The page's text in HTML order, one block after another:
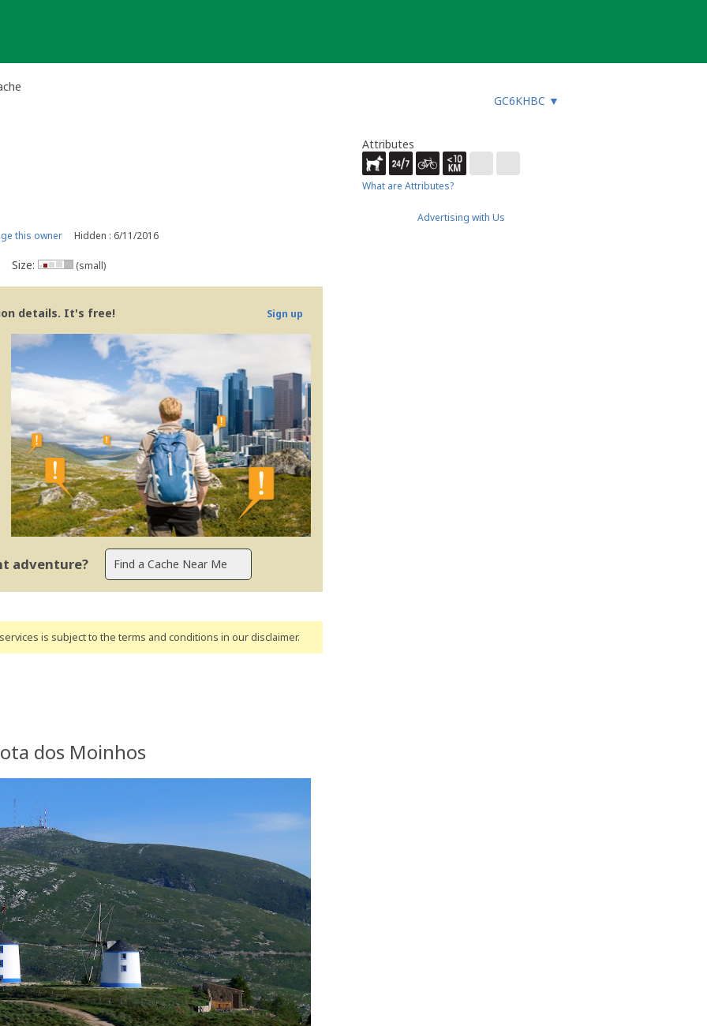
GC6KHBC ▼
this owner Hidden : 6/11/2016
Size: (small)
details. It's free! Sign up
adventure?
is subject to the terms and conditions in our disclaimer.
dos Moinhos
Attributes
What are Attributes?
Advertising with Us